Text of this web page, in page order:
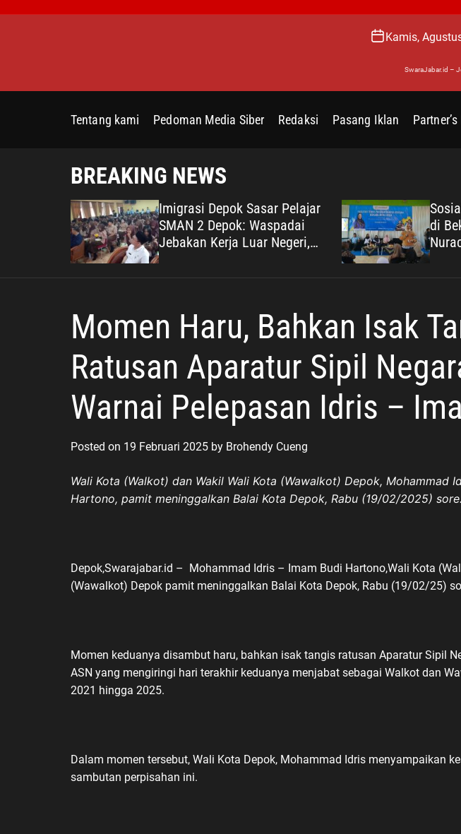
Kamis,
SwaraJabar.id –
Tentang kami Pedoman Media Siber Redaksi Pasang Iklan
BREAKING NEWS
Imigrasi Depok Sasar Pelajar
SMAN 2 Depok: Waspadai
Jebakan Kerja Luar Negeri,
Poltekim Jadi Jalan Masa
di
Momen Haru, Bahkan Isak
Ratusan Aparatur Sipil
Warnai Pelepasan Idris –
Posted on 19 Februari 2025 by Brohendy Cueng
Wali Kota (Walkot) dan Wakil Wali Kota (Wawalkot) Depok, Mohammad
Hartono, pamit meninggalkan Balai Kota Depok, Rabu (19/02/2025)
Depok,Swarajabar.id – Mohammad Idris – Imam Budi Hartono,Wali Kota
(Wawalkot) Depok pamit meninggalkan Balai Kota Depok, Rabu (19/02/25)
Momen keduanya disambut haru, bahkan isak tangis ratusan Aparatur Sipil
ASN yang mengiringi hari terakhir keduanya menjabat sebagai Walkot dan
2021 hingga 2025.
Dalam momen tersebut, Wali Kota Depok, Mohammad Idris menyampaikan
sambutan perpisahan ini.